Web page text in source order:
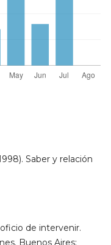
Saber y relación
de intervenir.
Buenos Aires: